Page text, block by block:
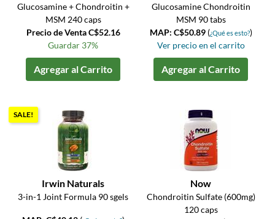
Glucosamine + Chondroitin +
MSM 240 caps
Precio de Venta C$52.16
Guardar 37%
Agregar al Carrito
Glucosamine Chondroitin
MSM 90 tabs
MAP: C$50.89 (¿Qué es esto?)
Ver precio en el carrito
Agregar al Carrito
SALE!
Irwin Naturals
3-in-1 Joint Formula 90 sgels
Now
Chondroitin Sulfate (600mg)
120 caps